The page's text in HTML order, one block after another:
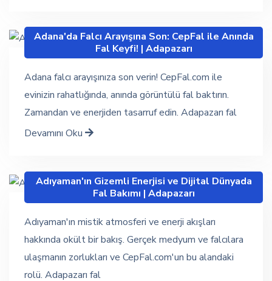
Adana'da Falcı Arayışına Son: CepFal ile Anında
Fal Keyfi! | Adapazarı
Adana falcı arayışınıza son verin! CepFal.com ile
evinizin rahatlığında, anında görüntülü fal baktırın.
Zamandan ve enerjiden tasarruf edin. Adapazarı fal
Devamını Oku
Adıyaman'ın Gizemli Enerjisi ve Dijital Dünyada
Fal Bakımı | Adapazarı
Adıyaman'ın mistik atmosferi ve enerji akışları
hakkında okült bir bakış. Gerçek medyum ve falcılara
ulaşmanın zorlukları ve CepFal.com'un bu alandaki
rolü. Adapazarı fal